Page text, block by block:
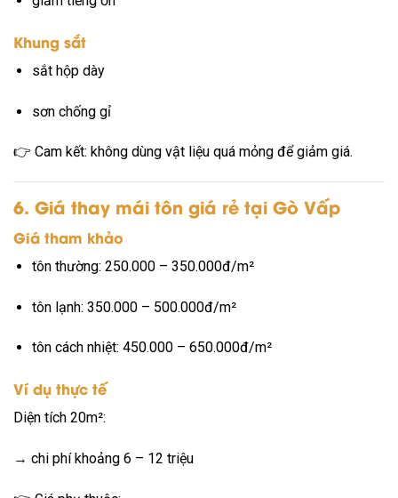
Khung sắt
sắt hộp dày
sơn chống gỉ
👉 Cam kết: không dùng vật liệu quá mỏng để giảm giá.
6. Giá thay mái tôn giá rẻ tại Gò Vấp
Giá tham khảo
tôn thường: 250.000 – 350.000đ/m²
tôn lạnh: 350.000 – 500.000đ/m²
tôn cách nhiệt: 450.000 – 650.000đ/m²
Ví dụ thực tế
Diện tích 20m²:
→ chi phí khoảng 6 – 12 triệu